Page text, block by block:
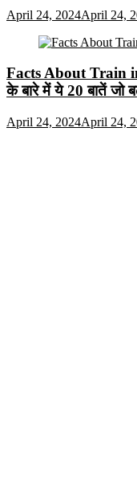
April 24, 2024April 24,
Facts About Train
के बारे में ये 20 बातें जो
April 24, 2024April 24,